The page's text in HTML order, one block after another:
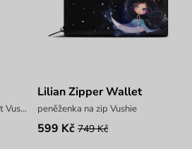
střední peněženka na patent Vushie
Lilian Zipper Wallet
peněženka na zip Vushie
599 Kč 749 Kč